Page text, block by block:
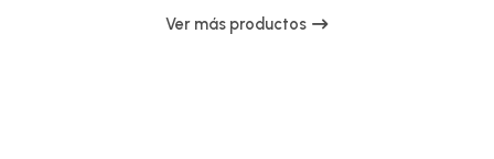
Ver más productos